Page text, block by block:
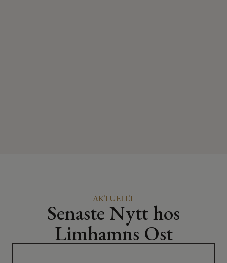
AKTUELLT
Senaste Nytt hos
Limhamns Ost